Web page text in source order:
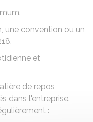
une convention ou un
et
de repos
dans l'entreprise.
: